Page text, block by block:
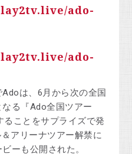
ado-
ado-
は、6月から次の全国
る『Ado全国ツアー
ことをサプライズで発
アリーナツアー解禁に
ーも公開された。